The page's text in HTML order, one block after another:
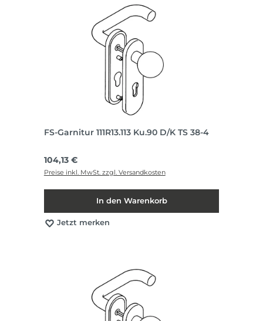
FS-Garnitur 111R13.113 Ku.90 D/K TS 38-4
Regulärer Preis:
104,13 €
Preise inkl. MwSt. zzgl. Versandkosten
In den Warenkorb
Jetzt merken